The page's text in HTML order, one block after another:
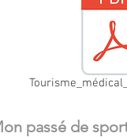
passé de